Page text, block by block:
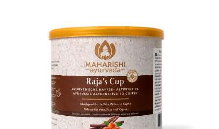
0,0
hvězdiček.